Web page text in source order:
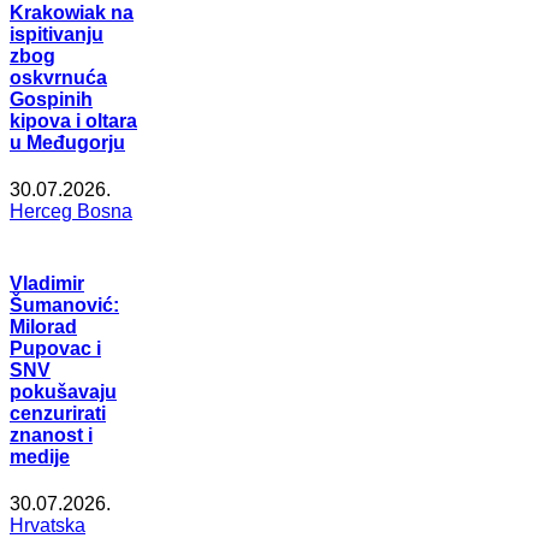
Krakowiak na
ispitivanju
zbog
oskvrnuća
Gospinih
kipova i oltara
u Međugorju
30.07.2026.
Herceg Bosna
Vladimir
Šumanović:
Milorad
Pupovac i
SNV
pokušavaju
cenzurirati
znanost i
medije
30.07.2026.
Hrvatska